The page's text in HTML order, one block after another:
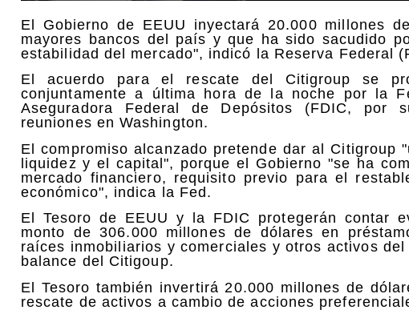
El Gobierno de EEUU inyectará 20.000 millones
mayores bancos del país y que ha sido sacudido
estabilidad del mercado", indicó la Reserva Federal
El acuerdo para el rescate del Citigroup se
conjuntamente a última hora de la noche por la
Aseguradora Federal de Depósitos (FDIC, por
reuniones en Washington.
El compromiso alcanzado pretende dar al Citigroup
liquidez y el capital", porque el Gobierno "se ha
mercado financiero, requisito previo para el
económico", indica la Fed.
El Tesoro de EEUU y la FDIC protegerán contar
monto de 306.000 millones de dólares en
raíces inmobiliarios y comerciales y otros activos
balance del Citigoup.
El Tesoro también invertirá 20.000 millones de
rescate de activos a cambio de acciones